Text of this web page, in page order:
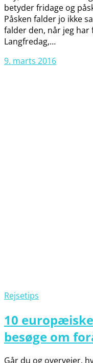
betyder fridage og
Påsken falder jo ikke
falder den, når jeg har
Langfredag,…
9. marts 2016
Rejsetips
10
besøge om
Går du og overvejer,